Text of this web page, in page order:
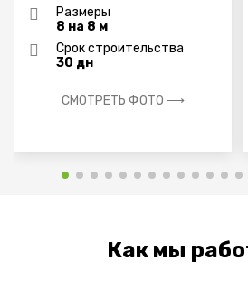
Размеры
8 на 8 м
Срок строительства
30 дн
СМОТРЕТЬ ФОТО ⟶
Как мы